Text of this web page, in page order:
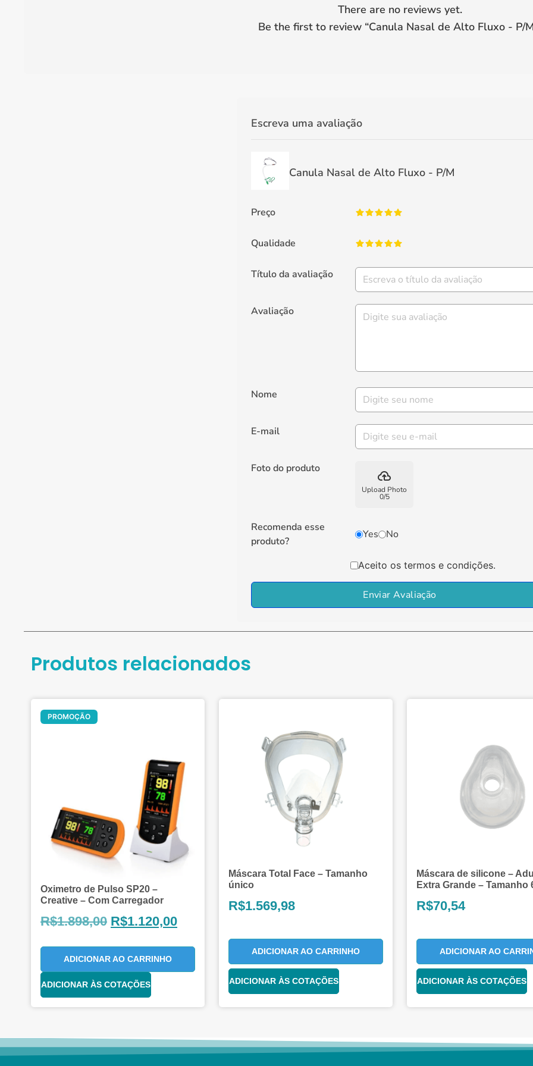
There are no reviews yet.
Be the first to review “Canula Nasal de Alto Fluxo - P/
Escreva uma avaliação
Canula Nasal de Alto Fluxo - P/M
Preço
Qualidade
Título da avaliação
Avaliação
Nome
E-mail
Foto do produto backup
Upload Photo
0/5
Recomenda esse
produto?
Yes No
Aceito os termos e condições.
Enviar Avaliação
Produtos relacionados
PROMOÇÃO
Oximetro de Pulso SP20 –
Creative – Com Carregador
R$1.898,00 R$1.120,00
ADICIONAR AO CARRINHO
ADICIONAR ÀS COTAÇÕES
Máscara Total Face – Tamanho
único
R$1.569,98
ADICIONAR AO CARRINHO
ADICIONAR ÀS COTAÇÕES
Máscara de silicone –
Extra Grande – Tamanho
R$70,54
ADICIONAR AO
ADICIONAR ÀS COTAÇÕES